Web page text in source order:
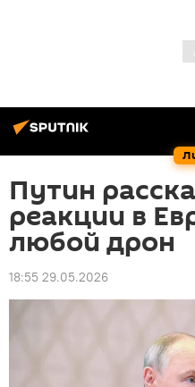
Путин
реакции в
любой дрон
18:55 29.05.2026